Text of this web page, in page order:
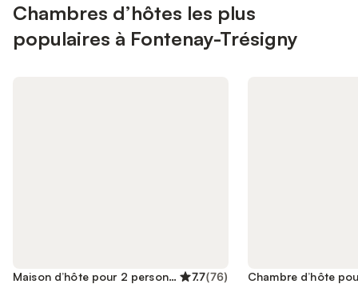
Chambres d’hôtes les plus
populaires à Fontenay-Trésigny
Maison d’hôte pour 2 personnes 7.7(76)